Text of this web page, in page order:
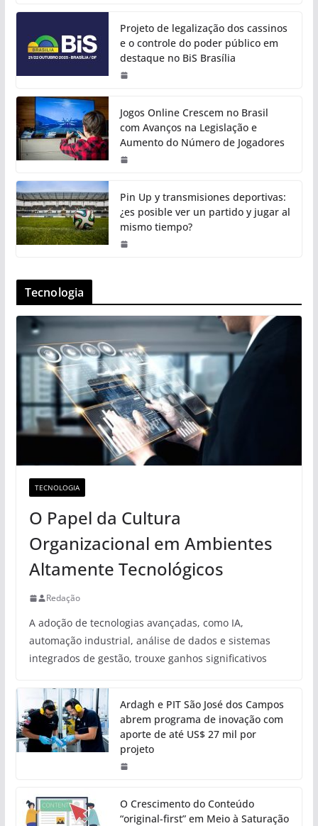
Projeto de legalização dos cassinos
e o controle do poder público em
destaque no BiS Brasília
Jogos Online Crescem no Brasil
com Avanços na Legislação e
Aumento do Número de Jogadores
Pin Up y transmisiones deportivas:
¿es posible ver un partido y jugar al
mismo tiempo?
Tecnologia
TECNOLOGIA
O Papel da Cultura
Organizacional em Ambientes
Altamente Tecnológicos
Redação
A adoção de tecnologias avançadas, como IA,
automação industrial, análise de dados e sistemas
integrados de gestão, trouxe ganhos significativos
Ardagh e PIT São José dos Campos
abrem programa de inovação com
aporte de até US$ 27 mil por
projeto
O Crescimento do Conteúdo
“original-first” em Meio à Saturação